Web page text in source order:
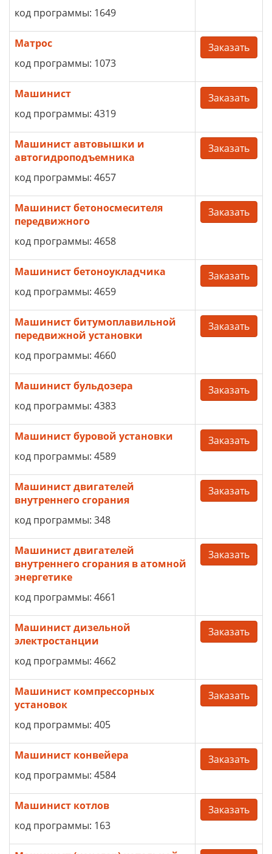
код программы: 1649
Матрос
код программы: 1073
Заказать
Машинист
код программы: 4319
Заказать
Машинист автовышки и
автогидроподъемника
код программы: 4657
Заказать
Машинист бетоносмесителя
передвижного
код программы: 4658
Заказать
Машинист бетоноукладчика
код программы: 4659
Заказать
Машинист битумоплавильной
передвижной установки
код программы: 4660
Заказать
Машинист бульдозера
код программы: 4383
Заказать
Машинист буровой установки
код программы: 4589
Заказать
Машинист двигателей
внутреннего сгорания
код программы: 348
Заказать
Машинист двигателей
внутреннего сгорания в атомной
энергетике
код программы: 4661
Заказать
Машинист дизельной
электростанции
код программы: 4662
Заказать
Машинист компрессорных
установок
код программы: 405
Заказать
Машинист конвейера
код программы: 4584
Заказать
Машинист котлов
код программы: 163
Заказать